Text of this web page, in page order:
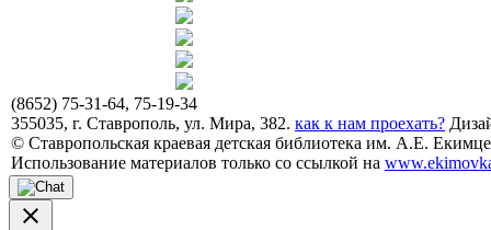
(8652) 75-31-64, 75-19-34
355035, г. Ставрополь, ул. Мира, 382. как к нам проехать?
© Ставропольская краевая детская библиотека им. А.Е.
Использование материалов только со ссылкой на
close